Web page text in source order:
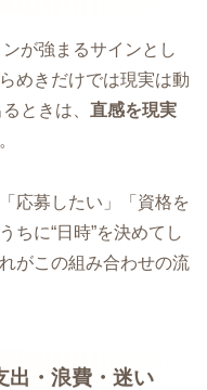
が強まるサインとし
めきだけでは現実は動
ときは、 直感を現実
応募したい」「資格を
ちに“日時”を決めてし
がこの組み合わせの流
出・浪費・迷い